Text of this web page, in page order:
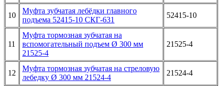
10
Муфта зубчатая лебёдки главного
подъема 52415-10 СКГ-631
52415-10
11
Муфта тормозная зубчатая на
вспомогательный подъем Ø 300 мм
21525-4
21525-4
12
Муфта тормозная зубчатая на стреловую
лебедку Ø 300 мм 21524-4
21524-4